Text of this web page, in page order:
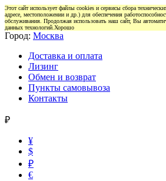
Этот сайт использует файлы cookies и сервисы сбора
адресе, местоположении и др.) для обеспечения
обслуживания. Продолжая использовать наш сайт, Вы
данных технологий. Хорошо
Город: Москва
Доставка и оплата
Лизинг
Обмен и возврат
Пункты самовывоза
Контакты
₽
¥
$
₽
€